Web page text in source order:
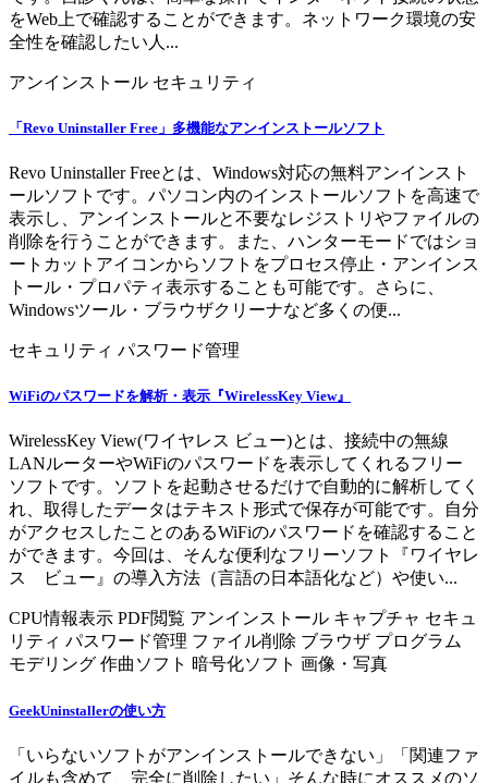
をWeb上で確認することができます。ネットワーク環境の安
全性を確認したい人...
アンインストール セキュリティ
「Revo Uninstaller Free」多機能なアンインストールソフト
Revo Uninstaller Freeとは、Windows対応の無料アンインスト
ールソフトです。パソコン内のインストールソフトを高速で
表示し、アンインストールと不要なレジストリやファイルの
削除を行うことができます。また、ハンターモードではショ
ートカットアイコンからソフトをプロセス停止・アンインス
トール・プロパティ表示することも可能です。さらに、
Windowsツール・ブラウザクリーナなど多くの便...
セキュリティ パスワード管理
WiFiのパスワードを解析・表示『WirelessKey View』
WirelessKey View(ワイヤレス ビュー)とは、接続中の無線
LANルーターやWiFiのパスワードを表示してくれるフリー
ソフトです。ソフトを起動させるだけで自動的に解析してく
れ、取得したデータはテキスト形式で保存が可能です。自分
がアクセスしたことのあるWiFiのパスワードを確認すること
ができます。今回は、そんな便利なフリーソフト『ワイヤレ
ス ビュー』の導入方法（言語の日本語化など）や使い...
CPU情報表示 PDF閲覧 アンインストール キャプチャ セキュ
リティ パスワード管理 ファイル削除 ブラウザ プログラム
モデリング 作曲ソフト 暗号化ソフト 画像・写真
GeekUninstallerの使い方
「いらないソフトがアンインストールできない」「関連ファ
イルも含めて、完全に削除したい」そんな時にオススメのソ